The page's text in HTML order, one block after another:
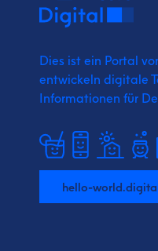
Dies ist ein Portal
entwickeln digitale
Informationen für
hello-